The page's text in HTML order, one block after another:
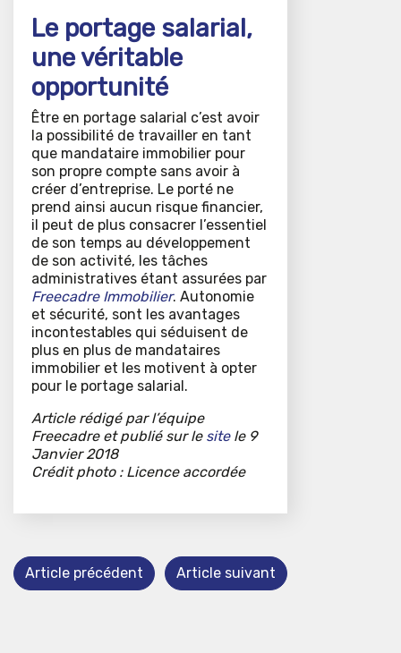
Le portage salarial,
une véritable
opportunité
Être en portage salarial c’est avoir
la possibilité de travailler en tant
que mandataire immobilier pour
son propre compte sans avoir à
créer d’entreprise. Le porté ne
prend ainsi aucun risque financier,
il peut de plus consacrer l’essentiel
de son temps au développement
de son activité, les tâches
administratives étant assurées par
Freecadre Immobilier. Autonomie
et sécurité, sont les avantages
incontestables qui séduisent de
plus en plus de mandataires
immobilier et les motivent à opter
pour le portage salarial.
Article rédigé par l’équipe
Freecadre et publié sur le sitele 9
Janvier 2018
Crédit photo : Licence accordée
Article précédent Article suivant